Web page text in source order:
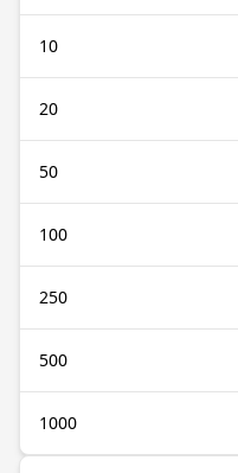
10
20
50
100
250
500
1000